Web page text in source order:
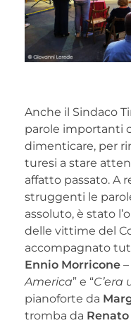
Anche il Sindaco
parole importanti
dimenticare, per
turesi a stare
affatto passato. A
struggenti le
assoluto, è stato
delle vittime del
accompagnato
Ennio Morricone
America” e “C’era
pianoforte da
tromba da